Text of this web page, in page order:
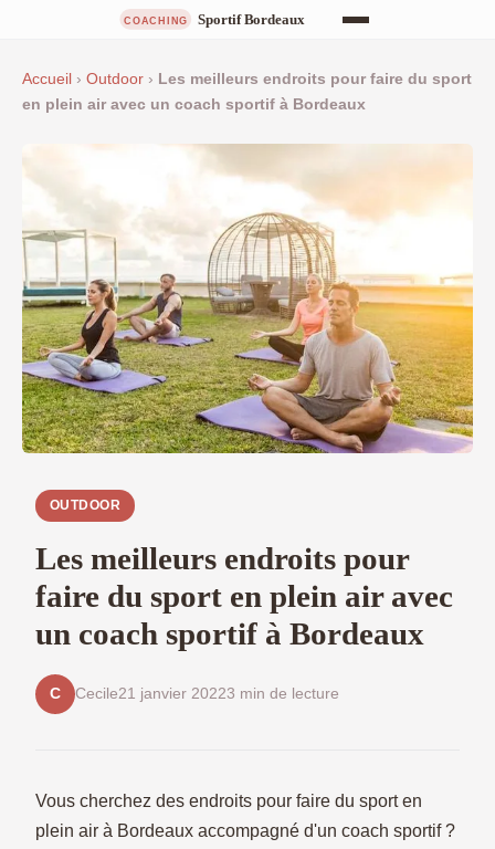
Accueil › Outdoor › Les meilleurs endroits pour faire du sport
en plein air avec un coach sportif à Bordeaux
OUTDOOR
Les meilleurs endroits pour
faire du sport en plein air avec
un coach sportif à Bordeaux
C Cecile21 janvier 20223 min de lecture
Vous cherchez des endroits pour faire du sport en
plein air à Bordeaux accompagné d'un coach sportif ?